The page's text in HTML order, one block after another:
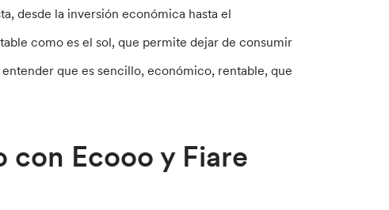
desde la inversión económica hasta el
como es el sol, que permite dejar de consumir
que es sencillo, económico, rentable, que
con Ecooo y Fiare